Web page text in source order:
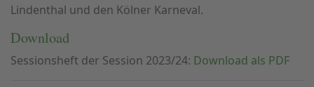
Lindenthal und den Kölner Karneval.
Download
Sessionsheft der Session 2023/24: Download als PDF